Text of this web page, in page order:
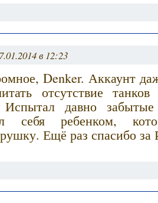
в 12:23
Denker. Аккаунт
отсутствие
Испытал давно
себя ребенком,
Ещё раз спасибо за